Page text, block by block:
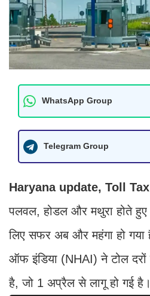
WhatsApp Group
Telegram Group
Haryana update, Toll
पलवल, होडल और मथुरा होते
लिए सफर अब और महंगा हो गया
ऑफ इंडिया (NHAI) ने टोल दरों
है, जो 1 अप्रैल से लागू हो गई है।